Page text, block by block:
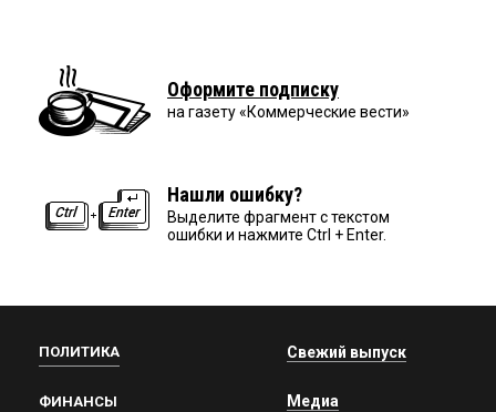
Оформите подписку
на газету «Коммерческие вести»
Нашли ошибку?
Выделите фрагмент с текстом
ошибки и нажмите Ctrl + Enter.
ПОЛИТИКА
ФИНАНСЫ
Свежий выпуск
Медиа